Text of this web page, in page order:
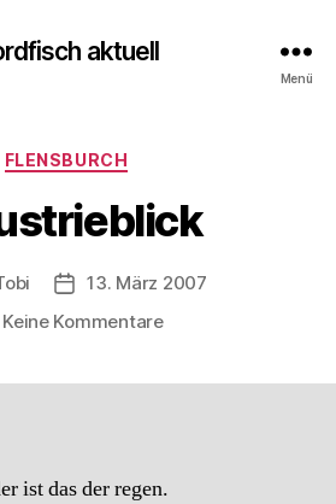
aktuell
Menü
Kategorien
FLENSBURCH
Beitragsdatum
13. März 2007
Keine Kommentarezu
ist das der regen.